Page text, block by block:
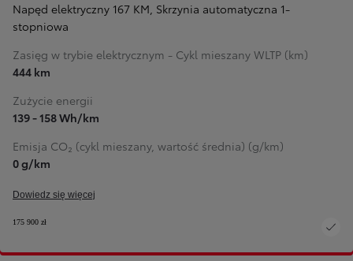
Napęd elektryczny 167 KM, Skrzynia automatyczna 1-
stopniowa
Zasięg w trybie elektrycznym - Cykl mieszany WLTP (km)
444 km
Zużycie energii
139 - 158 Wh/km
Emisja CO₂ (cykl mieszany, wartość średnia) (g/km)
0 g/km
Dowiedz się więcej
175 900 zł